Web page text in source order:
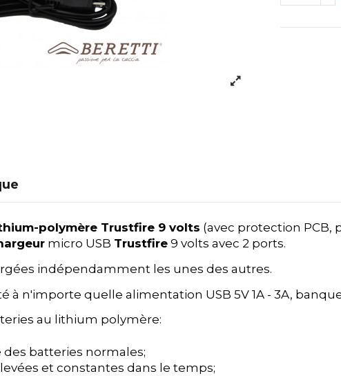
polymère Trustfire 9 volts (avec protection PCB,
micro USB Trustfire 9 volts avec 2 ports.
indépendamment les unes des autres.
à n'importe quelle alimentation USB 5V 1A - 3A,
au lithium polymère:
des batteries normales;
et constantes dans le temps;